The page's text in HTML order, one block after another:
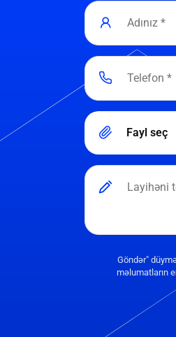
Fayl seç
Göndər"
məlumatların